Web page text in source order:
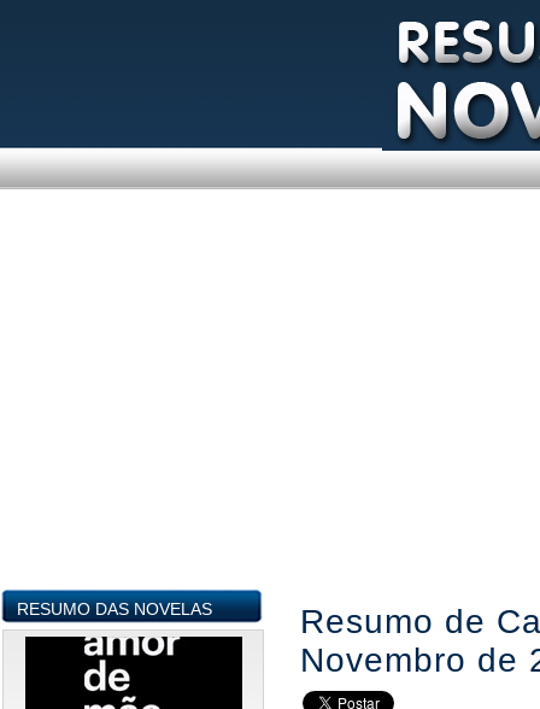
RESUMO DAS NOVELAS
Resumo de
Novembro de